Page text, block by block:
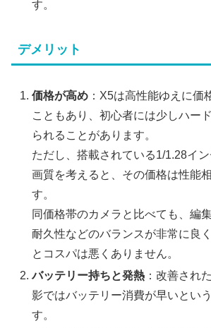
す。
デメリット
価格が高め ：X5は高性能ゆえに価
こともあり、初心者には少しハー
られることがあります。
ただし、搭載されている1/1.28イ
画質を考えると、その価格は性能
す。
同価格帯のカメラと比べても、編
耐久性などのバランスが非常に良
とコスパは悪くありません。
バッテリー持ちと発熱 ：改善され
影ではバッテリー消費が早いとい
す。